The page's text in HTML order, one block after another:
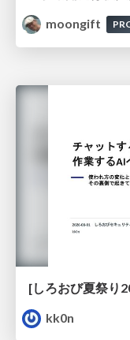
moongift
kk0n